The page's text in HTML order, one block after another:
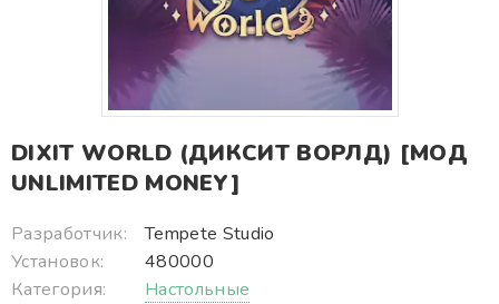
DIXIT WORLD (ДИКСИТ ВОРЛД) [МОД
UNLIMITED MONEY]
Разработчик:
Tempete Studio
Установок:
480000
Категория:
Настольные